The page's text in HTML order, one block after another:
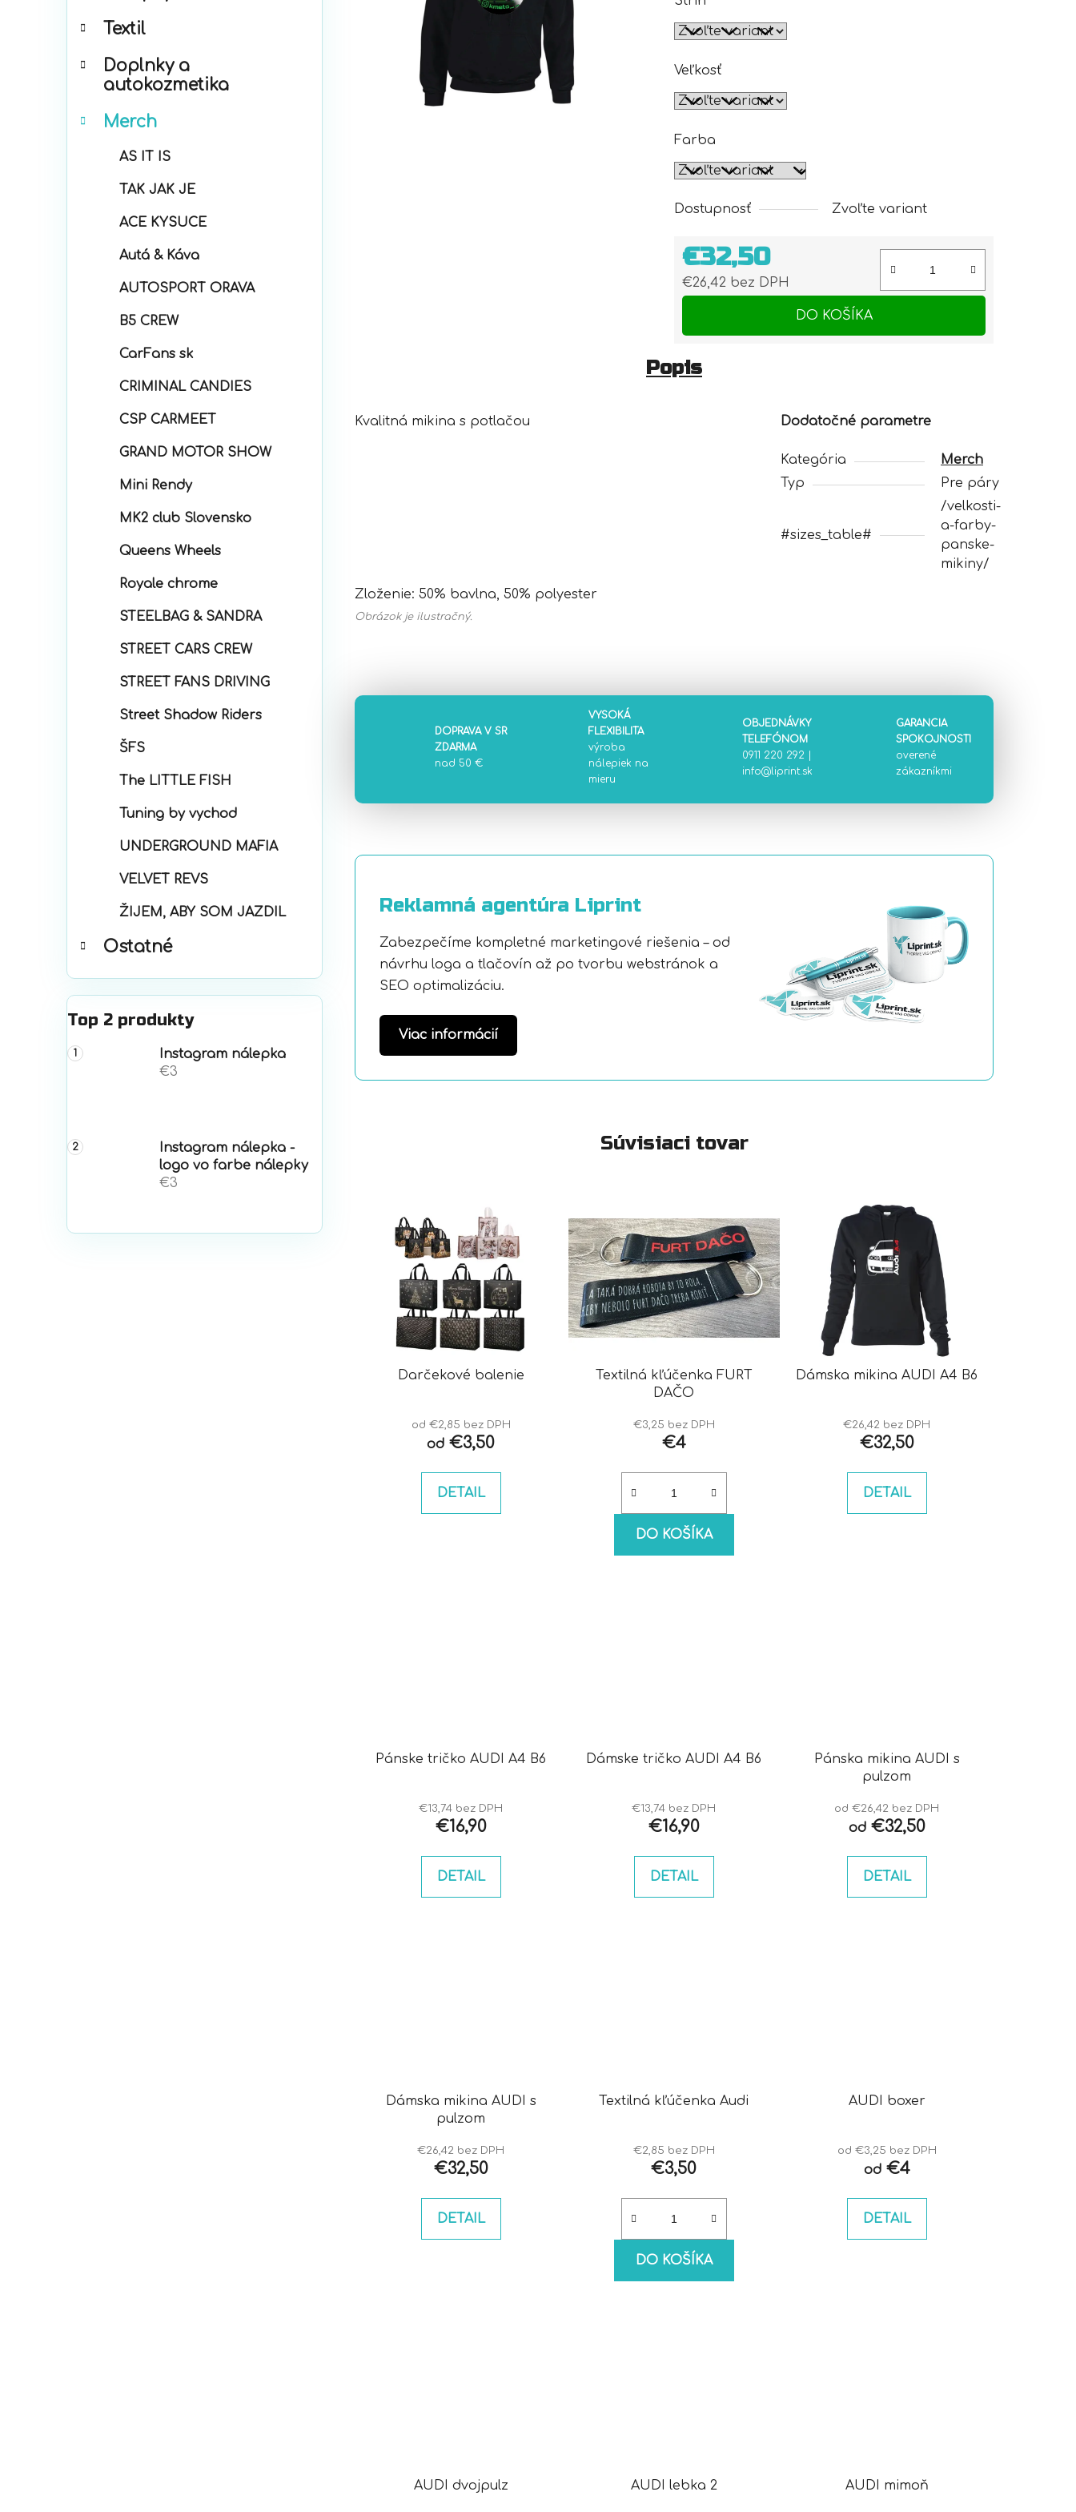
i
Textil
Doplnky a
autokozmetika
Merch
AS IT IS
TAK JAK JE
ACE KYSUCE
Autá & Káva
AUTOSPORT ORAVA
B5 CREW
CarFans sk
CRIMINAL CANDIES
CSP CARMEET
GRAND MOTOR SHOW
Mini Rendy
MK2 club Slovensko
Queens Wheels
Royale chrome
STEELBAG & SANDRA
STREET CARS CREW
STREET FANS DRIVING
Street Shadow Riders
ŠFS
The LITTLE FISH
Tuning by vychod
UNDERGROUND MAFIA
VELVET REVS
ŽIJEM, ABY SOM JAZDIL
Ostatné
Top 2 produkty
Instagram nálepka
€3
Instagram nálepka -
logo vo farbe nálepky
€3
Veľkosť
Farba
Dostupnosť Zvoľte variant
€32,50
€26,42 bez DPH
Jednotková cena:
DO KOŠÍKA
Popis
Kvalitná mikina s potlačou
Zloženie: 50% bavlna, 50% polyester
Obrázok je ilustračný.
Dodatočné parametre
Kategória
Merch
Typ
Pre páry
#sizes_table#
/velkosti-
a-farby-
panske-
mikiny/
DOPRAVA V SR
ZDARMA
nad 50 €
VYSOKÁ
FLEXIBILITA
výroba
nálepiek na
mieru
OBJEDNÁVKY
TELEFÓNOM
0911 220 292
info@liprint.sk
GARANCIA
SPOKOJNOSTI
overené
zákazníkmi
Reklamná agentúra Liprint
Zabezpečíme kompletné marketingové riešenia – od
návrhu loga a tlačovín až po tvorbu webstránok a
SEO optimalizáciu.
Viac informácií
Súvisiaci tovar
Darčekové balenie
od €2,85 bez DPH
od €3,50
DETAIL
Textilná kľúčenka FURT
DAČO
€3,25 bez DPH
€4
DO KOŠÍKA
Dámska mikina AUDI A4 B6
€26,42 bez DPH
€32,50
DETAIL
Pánske tričko AUDI A4 B6
€13,74 bez DPH
€16,90
DETAIL
Dámske tričko AUDI A4 B6
€13,74 bez DPH
€16,90
DETAIL
Pánska mikina AUDI s
pulzom
od €26,42 bez DPH
od€32,50
DETAIL
Dámska mikina AUDI s
pulzom
€26,42 bez DPH
€32,50
DETAIL
Textilná kľúčenka Audi
€2,85 bez DPH
€3,50
DO KOŠÍKA
AUDI boxer
od €3,25 bez DPH
od€4
DETAIL
AUDI dvojpulz AUDI lebka 2 AUDI mimoň